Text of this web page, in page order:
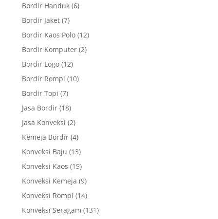
Bordir Handuk(6)
Bordir Jaket(7)
Bordir Kaos Polo(12)
Bordir Komputer(2)
Bordir Logo(12)
Bordir Rompi (10)
Bordir Topi (7)
Jasa Bordir(18)
Jasa Konveksi (2)
Kemeja Bordir(4)
Konveksi Baju (13)
Konveksi Kaos (15)
Konveksi Kemeja (9)
Konveksi Rompi (14)
Konveksi Seragam (131)